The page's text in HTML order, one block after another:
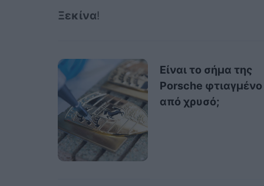
Ξεκίνα!
Είναι το σήμα της
Porsche φτιαγμένο
από χρυσό;